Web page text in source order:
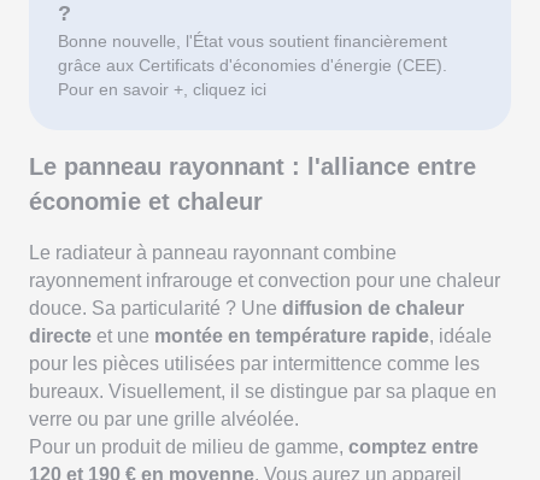
?
Bonne nouvelle, l'État vous soutient financièrement
grâce aux Certificats d'économies d'énergie (CEE).
Pour en savoir +, cliquez ici
Le panneau rayonnant : l'alliance entre
économie et chaleur
Le radiateur à panneau rayonnant combine
rayonnement infrarouge et convection pour une chaleur
douce. Sa particularité ? Une diffusion de chaleur
directe et une montée en température rapide, idéale
pour les pièces utilisées par intermittence comme les
bureaux. Visuellement, il se distingue par sa plaque en
verre ou par une grille alvéolée.
Pour un produit de milieu de gamme, comptez entre
120 et 190 € en moyenne. Vous aurez un appareil